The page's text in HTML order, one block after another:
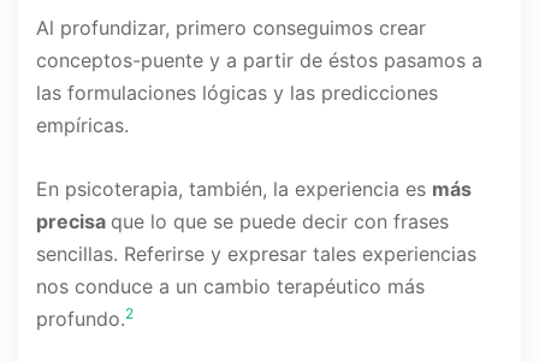
Al profundizar, primero conseguimos crear
conceptos-puente y a partir de éstos pasamos a
las formulaciones lógicas y las predicciones
empíricas.
En psicoterapia, también, la experiencia es más
precisa que lo que se puede decir con frases
sencillas. Referirse y expresar tales experiencias
nos conduce a un cambio terapéutico más
profundo.2